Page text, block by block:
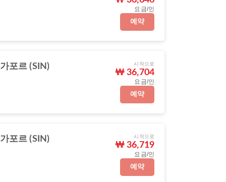
요금/인
예약
포르 (SIN) 시작으로
₩ 36,704
요금/인
예약
포르 (SIN) 시작으로
₩ 36,719
요금/인
예약